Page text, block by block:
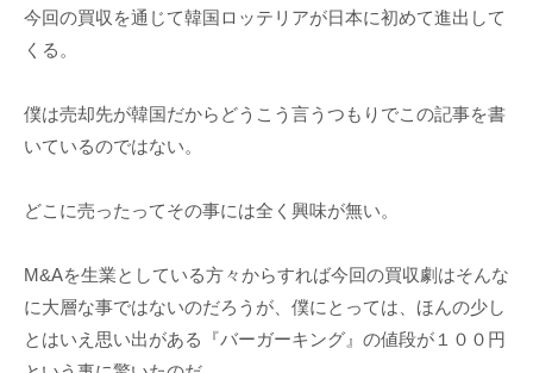
今回の買収を通じて韓国ロッテリアが日本に初めて進出して
くる。
僕は売却先が韓国だからどうこう言うつもりでこの記事を書
いているのではない。
どこに売ったってその事には全く興味が無い。
M&Aを生業としている方々からすれば今回の買収劇はそんな
に大層な事ではないのだろうが、僕にとっては、ほんの少し
とはいえ思い出がある『バーガーキング』の値段が１００円